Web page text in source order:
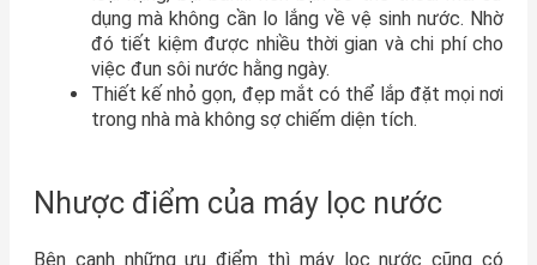
dụng mà không cần lo lắng về vệ sinh nước. Nhờ
đó tiết kiệm được nhiều thời gian và chi phí cho
việc đun sôi nước hằng ngày.
Thiết kế nhỏ gọn, đẹp mắt có thể lắp đặt mọi nơi
trong nhà mà không sợ chiếm diện tích.
Nhược điểm của máy lọc nước
Bên cạnh những ưu điểm thì máy lọc nước cũng có